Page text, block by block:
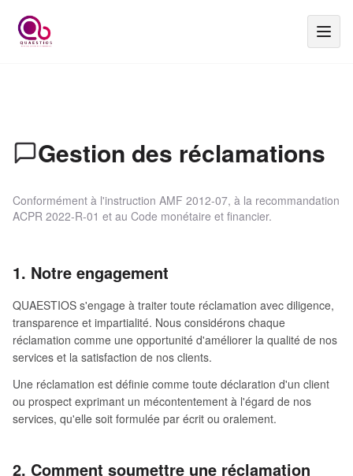
Gestion des réclamations
Conformément à l'instruction AMF 2012-07, à la recommandation
ACPR 2022-R-01 et au Code monétaire et financier.
1. Notre engagement
QUAESTIOS s'engage à traiter toute réclamation avec diligence,
transparence et impartialité. Nous considérons chaque
réclamation comme une opportunité d'améliorer la qualité de nos
services et la satisfaction de nos clients.
Une réclamation est définie comme toute déclaration d'un client
ou prospect exprimant un mécontentement à l'égard de nos
services, qu'elle soit formulée par écrit ou oralement.
2. Comment soumettre une réclamation